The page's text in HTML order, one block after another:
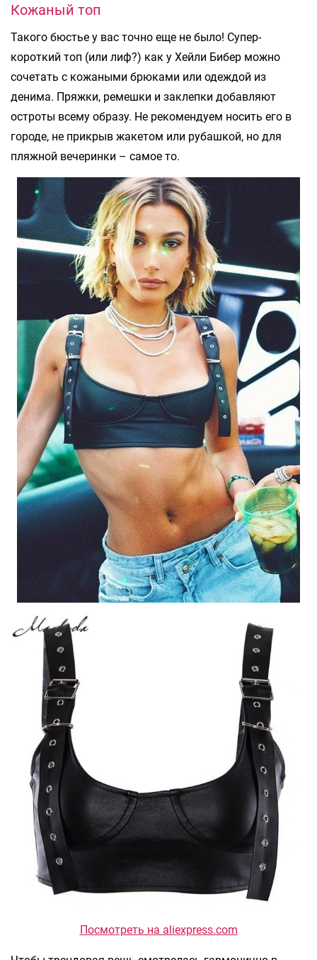
Кожаный топ
Такого бюстье у вас точно еще не было! Супер-
короткий топ (или лиф?) как у Хейли Бибер можно
сочетать с кожаными брюками или одеждой из
денима. Пряжки, ремешки и заклепки добавляют
остроты всему образу. Не рекомендуем носить его в
городе, не прикрыв жакетом или рубашкой, но для
пляжной вечеринки – самое то.
Посмотреть на aliexpress.com